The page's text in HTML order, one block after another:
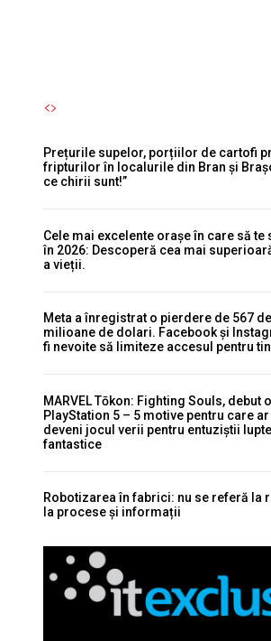
Prețurile supelor, porțiilor de cartofi
fripturilor în localurile din Bran și
ce chirii sunt!”
Cele mai excelente orașe în care să te
în 2026: Descoperă cea mai
a vieții.
Meta a înregistrat o pierdere de 567 de
milioane de dolari. Facebook și
fi nevoite să limiteze accesul pentru
MARVEL Tōkon: Fighting Souls, debut
PlayStation 5 – 5 motive pentru care ar
deveni jocul verii pentru entuziștii
fantastice
Robotizarea în fabrici: nu se referă la
la procese și informații